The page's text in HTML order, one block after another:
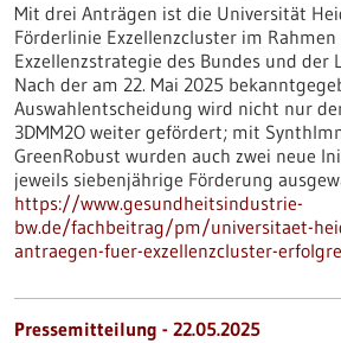
Mit drei Anträgen ist die Universität
Förderlinie Exzellenzcluster im
Exzellenzstrategie des Bundes und der
Nach der am 22. Mai 2025
Auswahlentscheidung wird nicht nur
3DMM2O weiter gefördert; mit
GreenRobust wurden auch zwei neue
jeweils siebenjährige Förderung
https://www.gesundheitsindustrie-
bw.de/fachbeitrag/pm/universitaet-
antraegen-fuer-exzellenzcluster-
Pressemitteilung - 22.05.2025